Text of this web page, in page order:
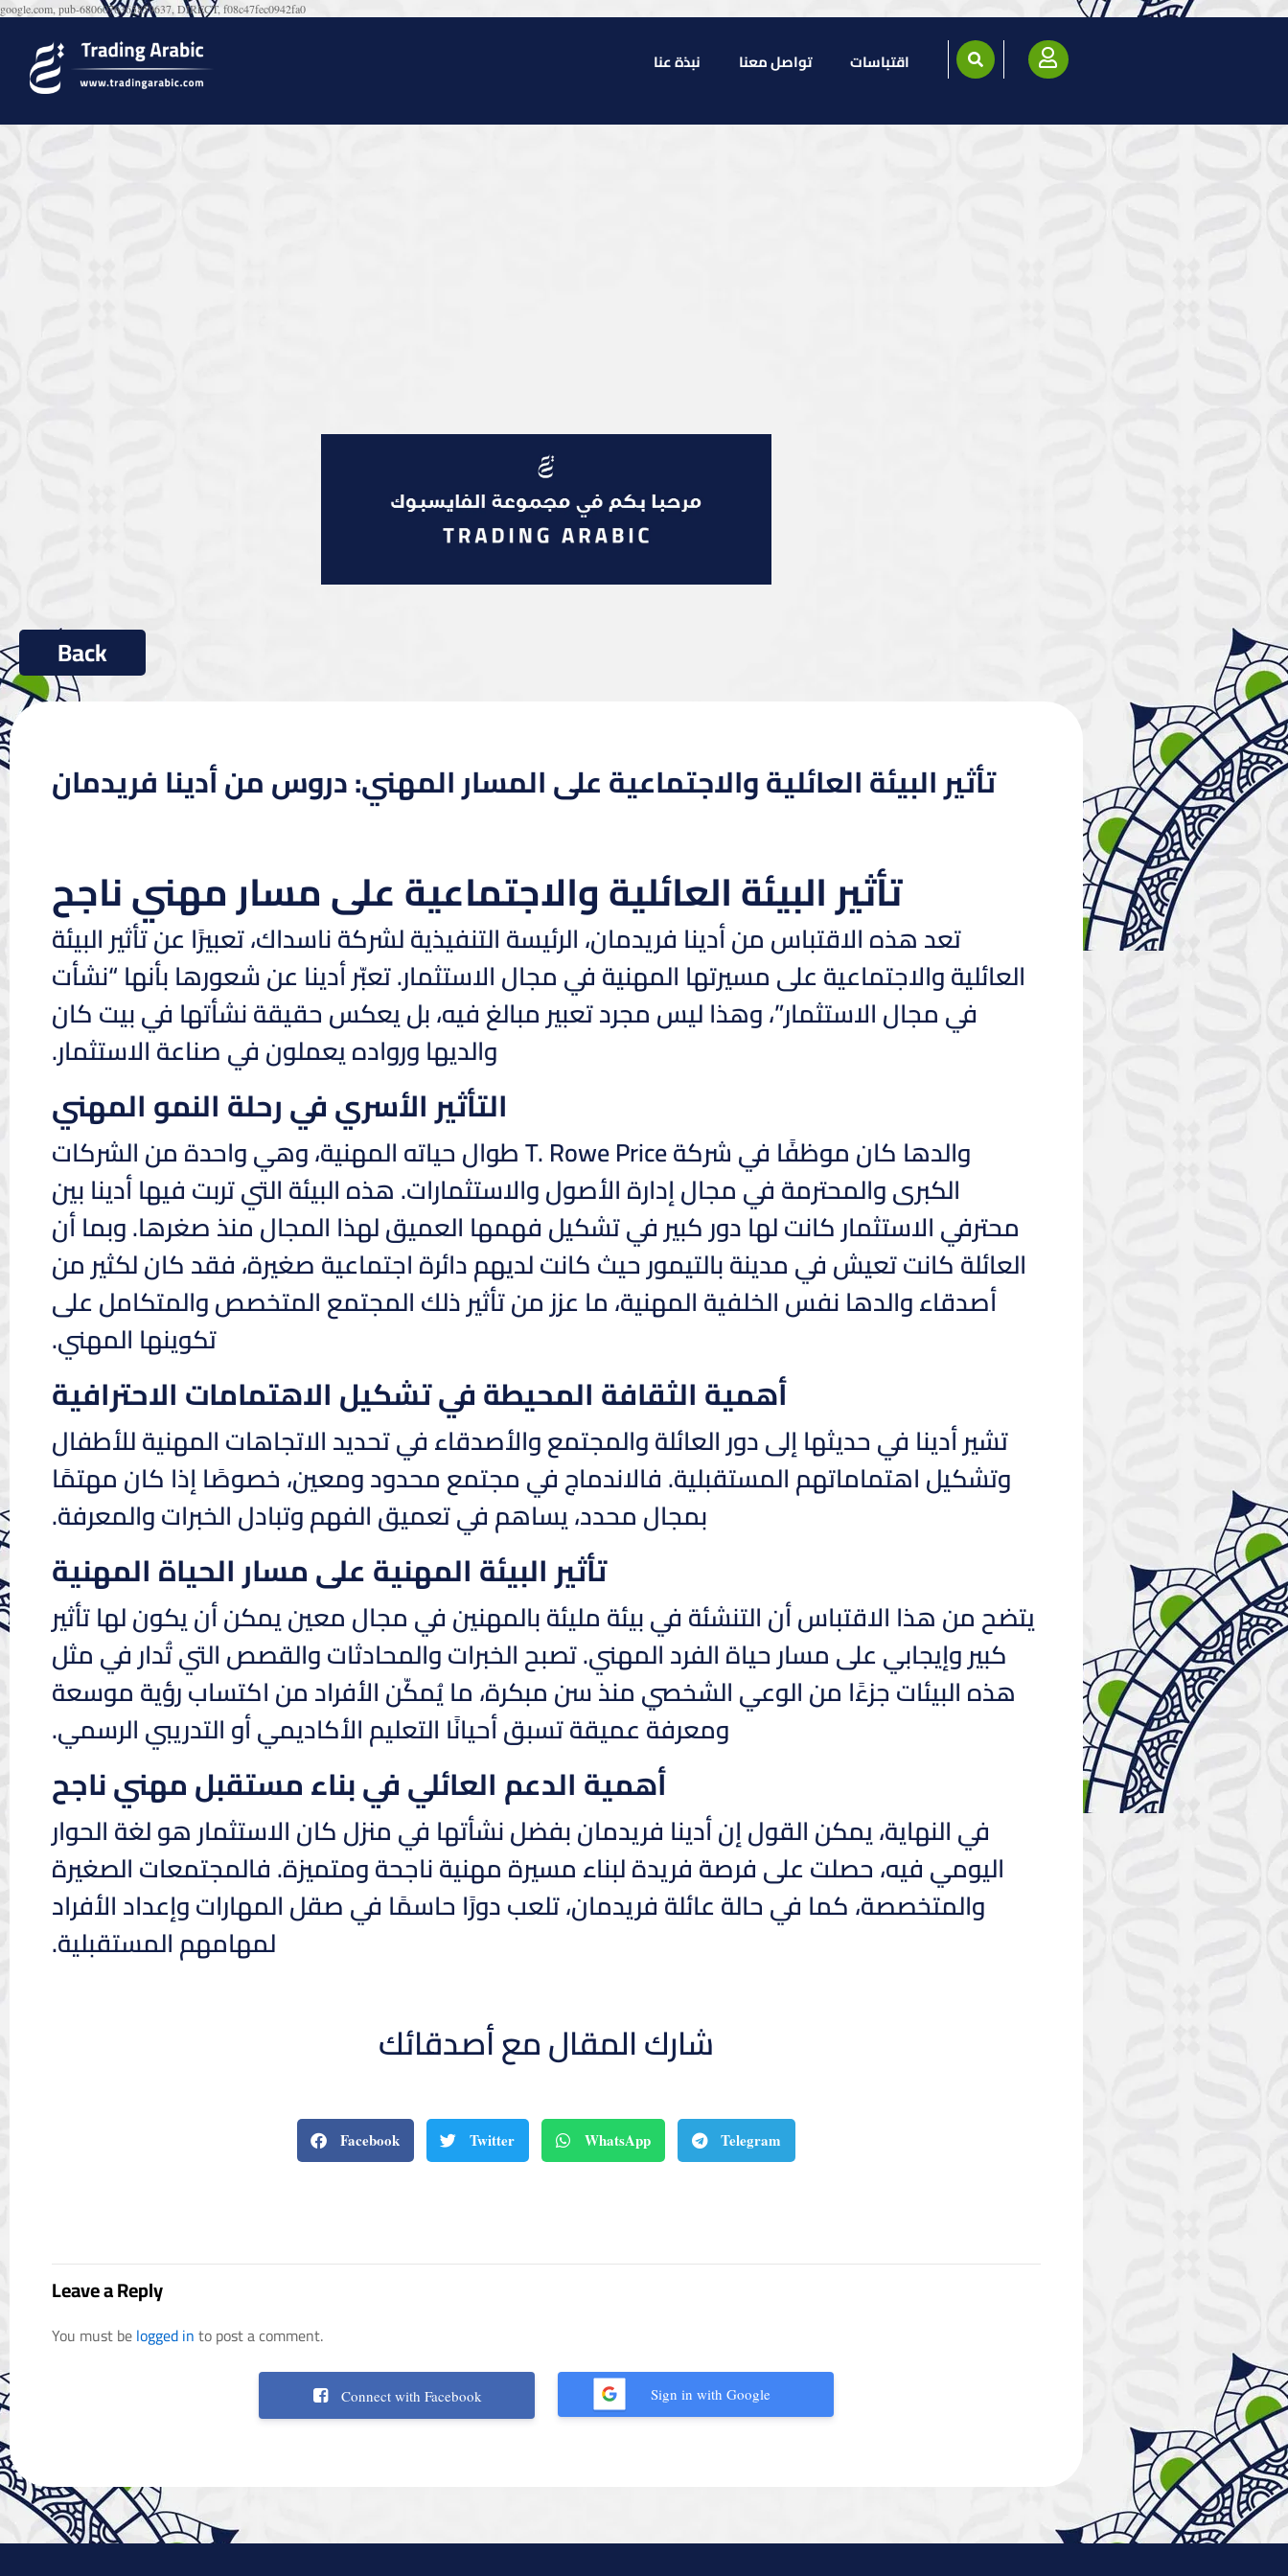
google.com, pub-6806076365859637, DIRECT, f08c47fec0942fa0
نبذة عنا تواصل معنا اقتباسات
تأثير البيئة العائلية والاجتماعية على المسار المهني: دروس من أدينا فريدمان
تأثير البيئة العائلية والاجتماعية على مسار مهني ناجح
تعد هذه الاقتباس من أدينا فريدمان، الرئيسة التنفيذية لشركة ناسداك، تعبيرًا عن تأثير البيئة
العائلية والاجتماعية على مسيرتها المهنية في مجال الاستثمار. تعبّر أدينا عن شعورها بأنها “نشأت
في مجال الاستثمار”، وهذا ليس مجرد تعبير مبالغ فيه، بل يعكس حقيقة نشأتها في بيت كان
والديها ورواده يعملون في صناعة الاستثمار.
التأثير الأسري في رحلة النمو المهني
والدها كان موظفًا في شركة T. Rowe Price طوال حياته المهنية، وهي واحدة من الشركات
الكبرى والمحترمة في مجال إدارة الأصول والاستثمارات. هذه البيئة التي تربت فيها أدينا بين
محترفي الاستثمار كانت لها دور كبير في تشكيل فهمها العميق لهذا المجال منذ صغرها. وبما أن
العائلة كانت تعيش في مدينة بالتيمور حيث كانت لديهم دائرة اجتماعية صغيرة، فقد كان لكثير من
أصدقاء والدها نفس الخلفية المهنية، ما عزز من تأثير ذلك المجتمع المتخصص والمتكامل على
تكوينها المهني.
أهمية الثقافة المحيطة في تشكيل الاهتمامات الاحترافية
تشير أدينا في حديثها إلى دور العائلة والمجتمع والأصدقاء في تحديد الاتجاهات المهنية للأطفال
وتشكيل اهتماماتهم المستقبلية. فالاندماج في مجتمع محدود ومعين، خصوصًا إذا كان مهتمًا
بمجال محدد، يساهم في تعميق الفهم وتبادل الخبرات والمعرفة.
تأثير البيئة المهنية على مسار الحياة المهنية
يتضح من هذا الاقتباس أن التنشئة في بيئة مليئة بالمهنين في مجال معين يمكن أن يكون لها تأثير
كبير وإيجابي على مسار حياة الفرد المهني. تصبح الخبرات والمحادثات والقصص التي تُدار في مثل
هذه البيئات جزءًا من الوعي الشخصي منذ سن مبكرة، ما يُمكّن الأفراد من اكتساب رؤية موسعة
ومعرفة عميقة تسبق أحيانًا التعليم الأكاديمي أو التدريبي الرسمي.
أهمية الدعم العائلي في بناء مستقبل مهني ناجح
في النهاية، يمكن القول إن أدينا فريدمان بفضل نشأتها في منزل كان الاستثمار هو لغة الحوار
اليومي فيه، حصلت على فرصة فريدة لبناء مسيرة مهنية ناجحة ومتميزة. فالمجتمعات الصغيرة
والمتخصصة، كما في حالة عائلة فريدمان، تلعب دورًا حاسمًا في صقل المهارات وإعداد الأفراد
لمهامهم المستقبلية.
شارك المقال مع أصدقائك
Facebook Twitter WhatsApp Telegram
Leave a Reply
You must belogged into post a comment.
Connect with Facebook Sign in with Google